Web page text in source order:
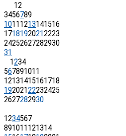
12
3456789
1011 1213141516
17181920212223
24252627282930
31
1234
567891011
12131415161718
19202122232425
2627282930
1234567
891011 121314